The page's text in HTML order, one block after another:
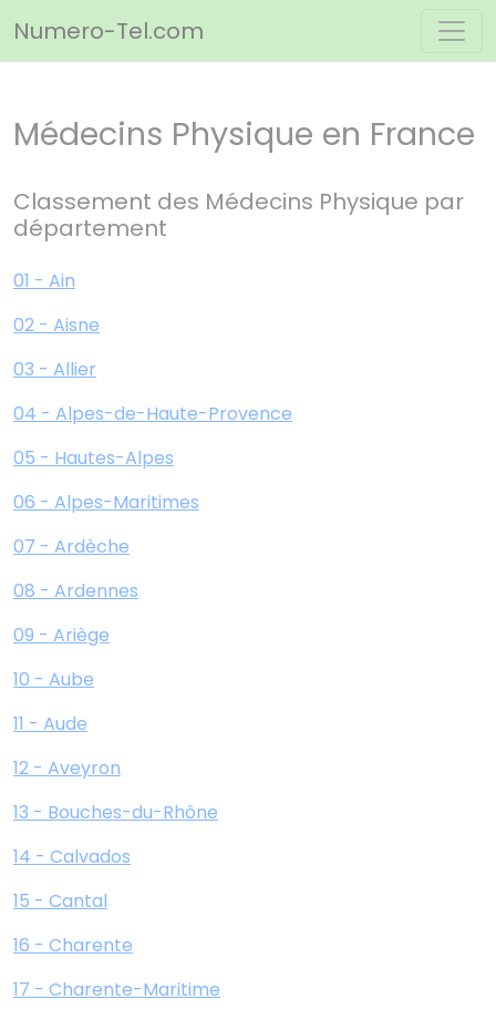
Numero-Tel.com
Médecins Physique en France
Classement des Médecins Physique par
département
01 - Ain
02 - Aisne
03 - Allier
04 - Alpes-de-Haute-Provence
05 - Hautes-Alpes
06 - Alpes-Maritimes
07 - Ardèche
08 - Ardennes
09 - Ariège
10 - Aube
11 - Aude
12 - Aveyron
13 - Bouches-du-Rhône
14 - Calvados
15 - Cantal
16 - Charente
17 - Charente-Maritime